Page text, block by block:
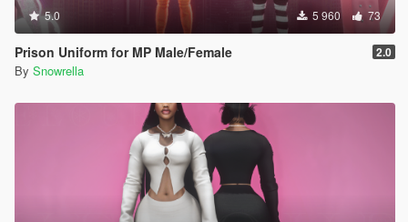
5.0 5 960 73
Prison Uniform for MP Male/Female 2.0
By Snowrella